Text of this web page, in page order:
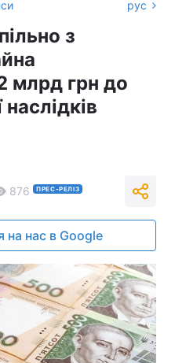
рус
з
млрд грн до
876 ПРЕС-РЕЛІЗ
на нас в Google